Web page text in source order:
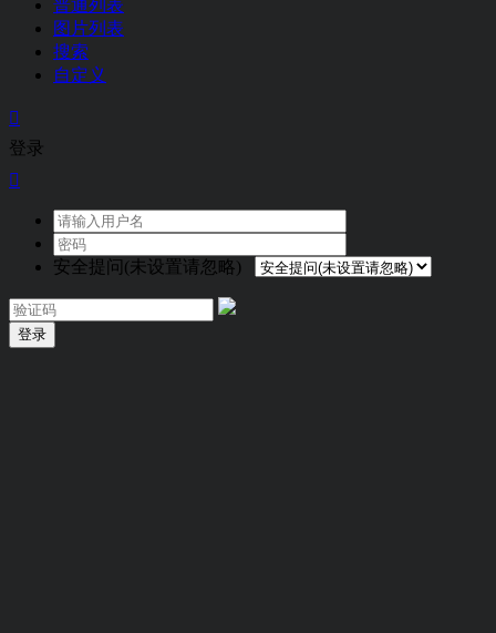
普通列表
图片列表
搜索
自定义

登录

安全提问(未设置请忽略)
登录